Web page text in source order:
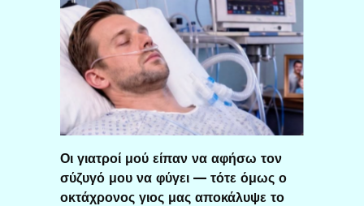
Οι γιατροί μού είπαν να αφήσω τον
σύζυγό μου να φύγει — τότε όμως ο
οκτάχρονος γιος μας αποκάλυψε το